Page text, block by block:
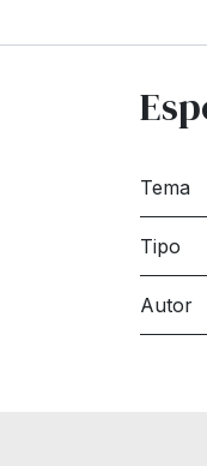
Tema
Tipo
Autor